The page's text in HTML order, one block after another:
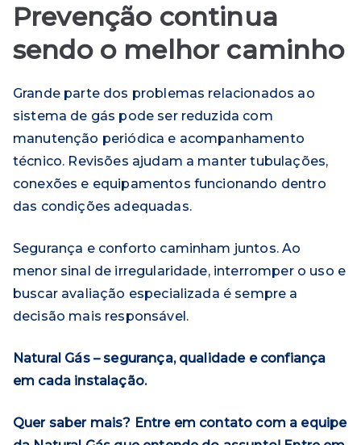
Prevenção continua
sendo o melhor caminho
Grande parte dos problemas relacionados ao
sistema de gás pode ser reduzida com
manutenção periódica e acompanhamento
técnico. Revisões ajudam a manter tubulações,
conexões e equipamentos funcionando dentro
das condições adequadas.
Segurança e conforto caminham juntos. Ao
menor sinal de irregularidade, interromper o uso e
buscar avaliação especializada é sempre a
decisão mais responsável.
Natural Gás – segurança, qualidade e confiança
em cada instalação.
Quer saber mais? Entre em contato com a equipe